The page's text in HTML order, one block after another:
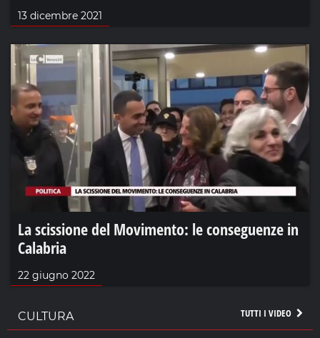
13 dicembre 2021
La scissione del Movimento: le conseguenze in
Calabria
22 giugno 2022
TUTTI I VIDEO
CULTURA